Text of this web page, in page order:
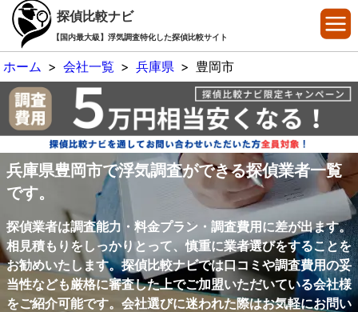
探偵比較ナビ
【国内最大級】浮気調査特化した探偵比較サイト
ホーム > 会社一覧 > 兵庫県 > 豊岡市
兵庫県豊岡市で浮気調査ができる探偵業者一覧
です。
探偵業者は調査能力・料金プラン・調査費用に差が出ます。
相見積もりをしっかりとって、慎重に業者選びをすることを
お勧めいたします。探偵比較ナビでは口コミや調査費用の妥
当性なども厳格に審査した上でご加盟いただいている会社様
をご紹介可能です。会社選びに迷われた際はお気軽にお問い